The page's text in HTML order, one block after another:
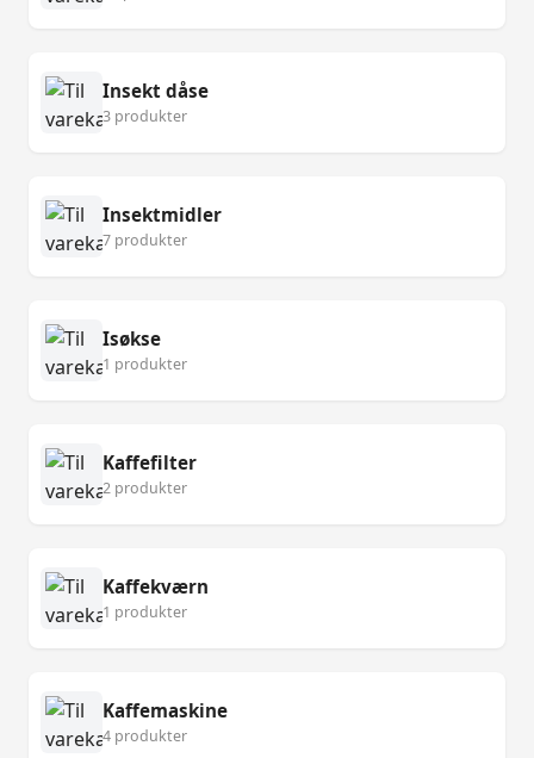
Insekt dåse
3 produkter
Insektmidler
7 produkter
Isøkse
1 produkter
Kaffefilter
2 produkter
Kaffekværn
1 produkter
Kaffemaskine
4 produkter